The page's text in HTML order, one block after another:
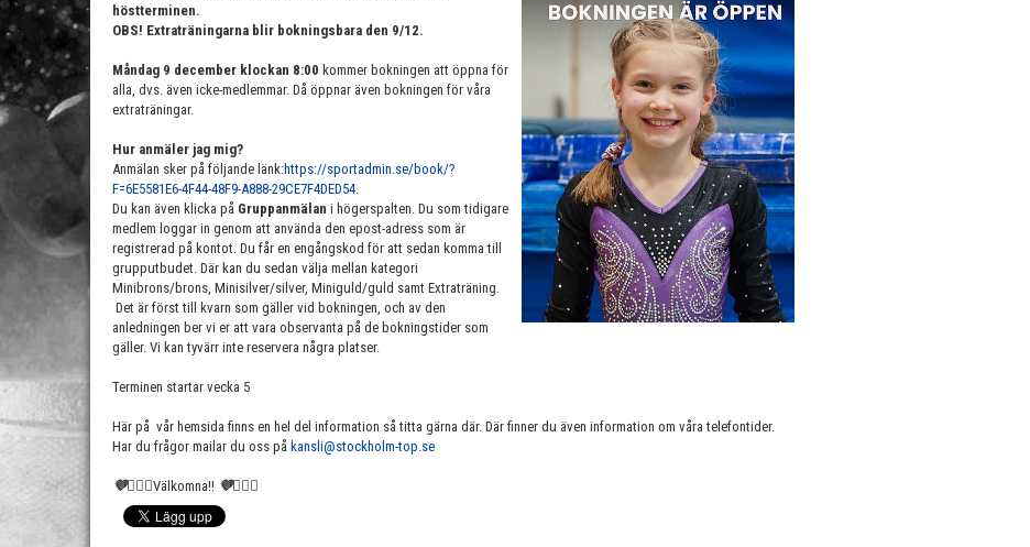
höstterminen.
OBS! Extraträningarna blir bokningsbara den 9/12.
Måndag 9 december klockan 8:00 kommer bokningen att öppna för
alla, dvs. även icke-medlemmar. Då öppnar även bokningen för våra
extraträningar.
Hur anmäler jag mig?
Anmälan sker på följande länk:https://sportadmin.se/book/?
F=6E5581E6-4F44-48F9-A888-29CE7F4DED54.
Du kan även klicka på Gruppanmälan i högerspalten. Du som tidigare
medlem loggar in genom att använda den epost-adress som är
registrerad på kontot. Du får en engångskod för att sedan komma till
grupputbudet. Där kan du sedan välja mellan kategori
Minibrons/brons, Minisilver/silver, Miniguld/guld samt Extraträning.
Det är först till kvarn som gäller vid bokningen, och av den
anledningen ber vi er att vara observanta på de bokningstider som
gäller. Vi kan tyvärr inte reservera några platser.
Terminen startar vecka 5
Här på vår hemsida finns en hel del information så titta gärna där. Där finner du även information om våra telefontider.
Har du frågor mailar du oss på kansli@stockholm-top.se
💜🤸🏻‍♀️Välkomna!! 💜🤸🏻‍♀️